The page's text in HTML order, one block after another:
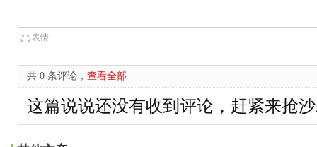
表情
共 0 条评论， 查看全部
这篇说说还没有收到评论，赶紧来抢